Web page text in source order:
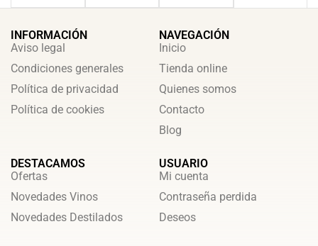
INFORMACIÓN
Aviso legal
Condiciones generales
Política de privacidad
Política de cookies
NAVEGACIÓN
Inicio
Tienda online
Quienes somos
Contacto
Blog
DESTACAMOS
Ofertas
Novedades Vinos
Novedades Destilados
USUARIO
Mi cuenta
Contraseña perdida
Deseos